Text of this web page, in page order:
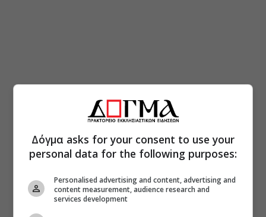
Δόγμα asks for your consent to use your
personal data for the following purposes:
Personalised advertising and content, advertising and
content measurement, audience research and
services development